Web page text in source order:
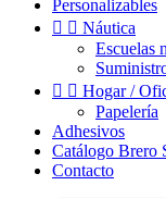
Personalizables
  Náutica
Escuelas
  Hogar /
Papelería
Adhesivos
Catálogo Brero
Contacto